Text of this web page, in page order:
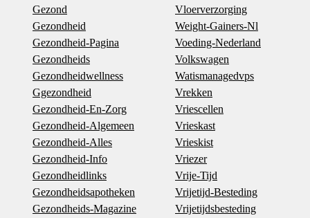
Gezond
Gezondheid
Gezondheid-Pagina
Gezondheids
Gezondheidwellness
Ggezondheid
Gezondheid-En-Zorg
Gezondheid-Algemeen
Gezondheid-Alles
Gezondheid-Info
Gezondheidlinks
Gezondheidsapotheken
Gezondheids-Magazine
Vloerverzorging
Weight-Gainers-Nl
Voeding-Nederland
Volkswagen
Watismanagedvps
Vrekken
Vriescellen
Vrieskast
Vrieskist
Vriezer
Vrije-Tijd
Vrijetijd-Besteding
Vrijetijdsbesteding